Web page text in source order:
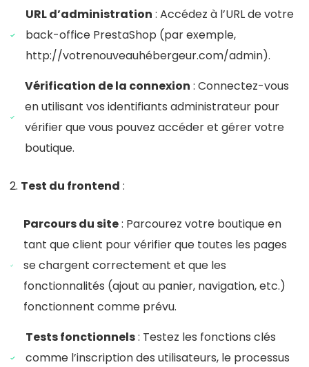
URL d’administration : Accédez à l’URL de votre
back-office PrestaShop (par exemple,
http://votrenouveauhébergeur.com/admin).
Vérification de la connexion : Connectez-vous
en utilisant vos identifiants administrateur pour
vérifier que vous pouvez accéder et gérer votre
boutique.
Test du frontend :
Parcours du site: Parcourez votre boutique en
tant que client pour vérifier que toutes les pages
se chargent correctement et que les
fonctionnalités (ajout au panier, navigation, etc.)
fonctionnent comme prévu.
Tests fonctionnels: Testez les fonctions clés
comme l’inscription des utilisateurs, le processus